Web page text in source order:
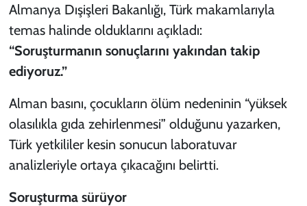
Almanya Dışişleri Bakanlığı, Türk makamlarıyla
temas halinde olduklarını açıkladı:
“Soruşturmanın sonuçlarını yakından takip
ediyoruz.”
Alman basını, çocukların ölüm nedeninin “yüksek
olasılıkla gıda zehirlenmesi” olduğunu yazarken,
Türk yetkililer kesin sonucun laboratuvar
analizleriyle ortaya çıkacağını belirtti.
Soruşturma sürüyor